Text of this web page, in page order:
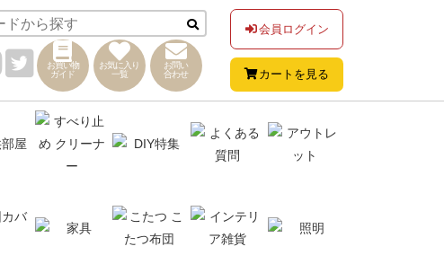
お買い物
ガイド
お気に入り
一覧
お問い
合わせ
会員ログイン
カートを見る